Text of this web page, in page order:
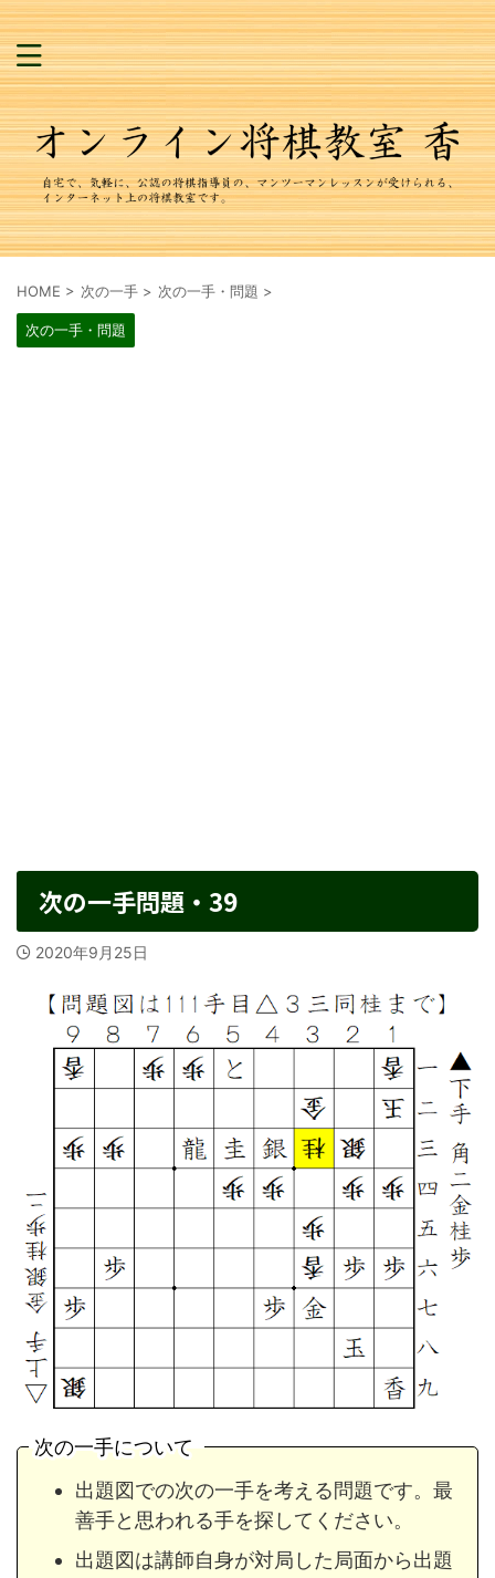
HOME > 次の一手 > 次の一手・問題 >
次の一手・問題
次の一手問題・39
2020年9月25日
次の一手について
出題図での次の一手を考える問題です。最
善手と思われる手を探してください。
出題図は講師自身が対局した局面から出題